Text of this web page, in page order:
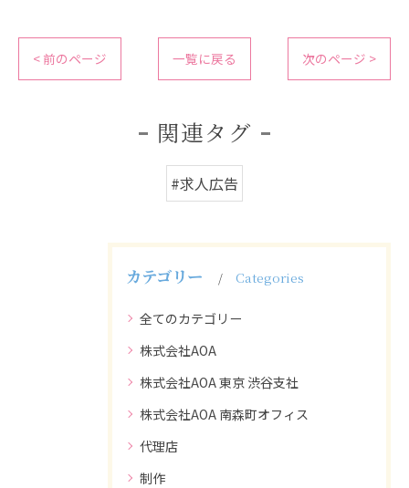
< 前のページ 一覧に戻る 次のページ >
関連タグ
#求人広告
カテゴリー Categories
全てのカテゴリー
株式会社AOA
株式会社AOA 東京 渋谷支社
株式会社AOA 南森町オフィス
代理店
制作